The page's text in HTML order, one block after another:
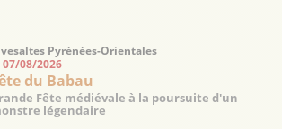
Pyrénées-Orientales
07/08/2026
du Babau
Fête médiévale à la poursuite d'un
légendaire